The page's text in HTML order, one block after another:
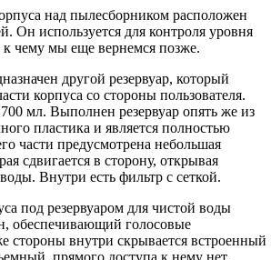
над пылесборником расположен
Он используется для контроля уровня
чему мы еще вернемся позже.
другой резервуар, который
корпуса со стороны пользователя.
мл. Выполнен резервуар опять же из
пластика и является полностью
части предусмотрена небольшая
сдвигается в сторону, открывая
Внутри есть фильтр с сеткой.
под резервуаром для чистой воды
обеспечивающий голосовые
стороны внутри скрывается встроенный